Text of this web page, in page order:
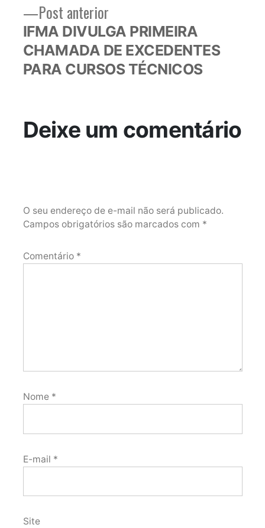
Post anteriorPost
anterior:
IFMA DIVULGA PRIMEIRA
CHAMADA DE EXCEDENTES
PARA CURSOS TÉCNICOS
Deixe um comentário
O seu endereço de e-mail não será publicado.
Campos obrigatórios são marcados com *
Comentário *
Nome *
E-mail *
Site